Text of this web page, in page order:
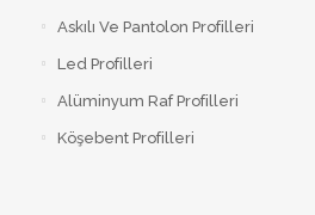
Askılı Ve Pantolon Profilleri
Led Profilleri
Alüminyum Raf Profilleri
Köşebent Profilleri